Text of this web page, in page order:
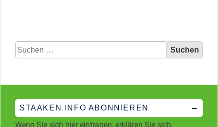
Suchen
nach:
STAAKEN.INFO ABONNIEREN
Wenn Sie sich hier eintragen, erklären Sie sich